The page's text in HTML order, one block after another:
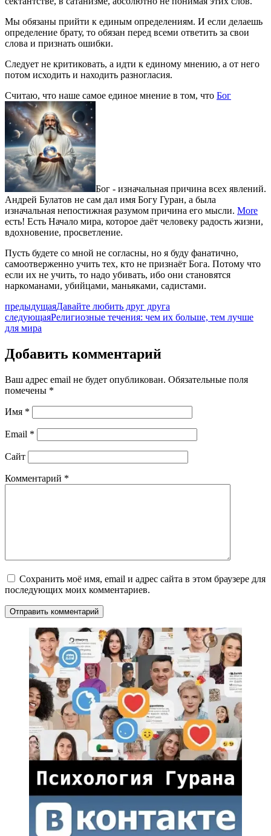
Мы обязаны прийти к единым определениям. И если делаешь
определение брату, то обязан перед всеми ответить за свои
слова и признать ошибки.
Следует не критиковать, а идти к единому мнению, а от него
потом исходить и находить разногласия.
Считаю, что наше самое единое мнение в том, что Бог
Бог - изначальная причина всех явлений.
Андрей Булатов не сам дал имя Богу Гуран, а была
изначальная непостижная разумом причина его мысли. More
есть! Есть Начало мира, которое даёт человеку радость жизни,
вдохновение, просветление.
Пусть будете со мной не согласны, но я буду фанатично,
самоотверженно учить тех, кто не признаёт Бога. Потому что
если их не учить, то надо убивать, ибо они становятся
наркоманами, убийцами, маньяками, садистами.
предыдущаяДавайте любить друг друга
следующаяРелигиозные течения: чем их больше, тем лучше
для мира
Добавить комментарий
Ваш адрес email не будет опубликован. Обязательные поля
помечены *
Имя *
Email *
Сайт
Комментарий *
Сохранить моё имя, email и адрес сайта в этом браузере для
последующих моих комментариев.